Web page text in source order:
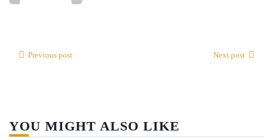
Previous post Next post
YOU MIGHT ALSO LIKE